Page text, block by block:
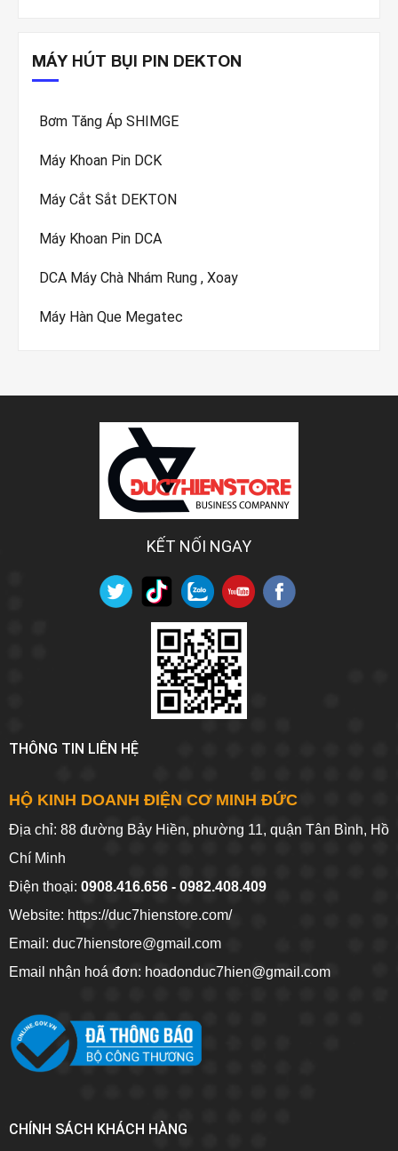
MÁY HÚT BỤI PIN DEKTON
Bơm Tăng Áp SHIMGE
Máy Khoan Pin DCK
Máy Cắt Sắt DEKTON
Máy Khoan Pin DCA
DCA Máy Chà Nhám Rung , Xoay
Máy Hàn Que Megatec
KẾT NỐI NGAY
THÔNG TIN LIÊN HỆ
HỘ KINH DOANH ĐIỆN CƠ MINH ĐỨC
Địa chỉ: 88 đường Bảy Hiền, phường 11, quận Tân Bình, Hồ
Chí Minh
Điện thoại: 0908.416.656 - 0982.408.409
Website: https://duc7hienstore.com/
Email: duc7hienstore@gmail.com
Email nhận hoá đơn: hoadonduc7hien@gmail.com
CHÍNH SÁCH KHÁCH HÀNG